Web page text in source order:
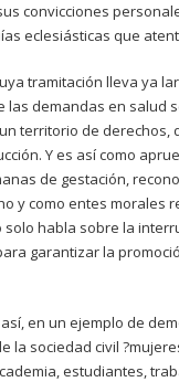
convicciones
eclesiásticas que
tramitación lleva ya
las demandas en salud
territorio de derechos,
Y es así como
de gestación,
y como entes
solo habla sobre la
garantizar la
en un ejemplo de
la sociedad civil
estudiantes,